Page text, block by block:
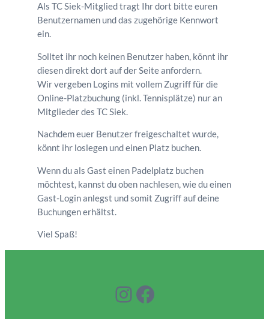
Als TC Siek-Mitglied tragt Ihr dort bitte euren
Benutzernamen und das zugehörige Kennwort
ein.
Solltet ihr noch keinen Benutzer haben, könnt ihr
diesen direkt dort auf der Seite anfordern.
Wir vergeben Logins mit vollem Zugriff für die
Online-Platzbuchung (inkl. Tennisplätze) nur an
Mitglieder des TC Siek.
Nachdem euer Benutzer freigeschaltet wurde,
könnt ihr loslegen und einen Platz buchen.
Wenn du als Gast einen Padelplatz buchen
möchtest, kannst du oben nachlesen, wie du einen
Gast-Login anlegst und somit Zugriff auf deine
Buchungen erhältst.
Viel Spaß!
Instagram
Facebook